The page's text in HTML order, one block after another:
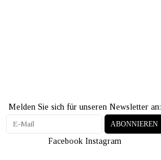
Melden Sie sich für unseren Newsletter an:
ABONNIEREN
Facebook Instagram